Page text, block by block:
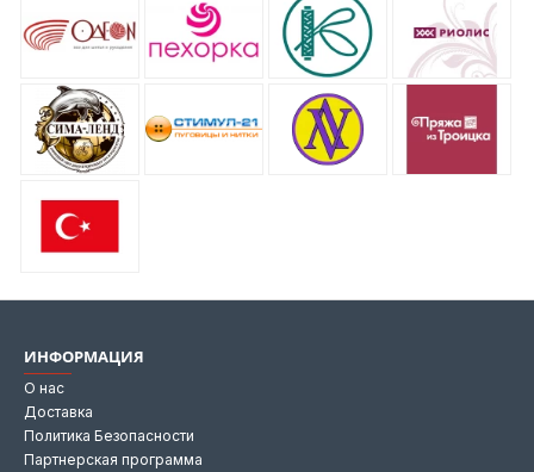
ИНФОРМАЦИЯ
О нас
Доставка
Политика Безопасности
Партнерская программа